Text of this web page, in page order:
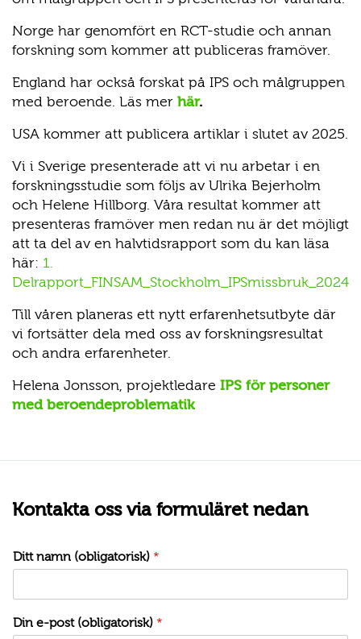
Norge har genomfört en RCT-studie och annan
forskning som kommer att publiceras framöver.
England har också forskat på IPS och målgruppen
med beroende. Läs mer här.
USA kommer att publicera artiklar i slutet av 2025.
Vi i Sverige presenterade att vi nu arbetar i en
forskningsstudie som följs av Ulrika Bejerholm
och Helene Hillborg. Våra resultat kommer att
presenteras framöver men redan nu är det möjligt
att ta del av en halvtidsrapport som du kan läsa
här: 1.
Delrapport_FINSAM_Stockholm_IPSmissbruk_2024
Till våren planeras ett nytt erfarenhetsutbyte där
vi fortsätter dela med oss av forskningsresultat
och andra erfarenheter.
Helena Jonsson, projektledare IPS för personer
med beroendeproblematik
Kontakta oss via formuläret nedan
Ditt namn (obligatorisk) *
Din e-post (obligatorisk) *